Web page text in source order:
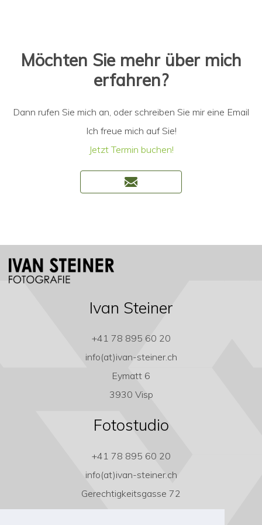
Möchten Sie mehr über mich
erfahren?
Dann rufen Sie mich an, oder schreiben Sie mir eine Email
Ich freue mich auf Sie!
Jetzt Termin buchen!
Ivan Steiner
+41 78 895 60 20
info(at)ivan-steiner.ch
Eymatt 6
3930 Visp
Fotostudio
+41 78 895 60 20
info(at)ivan-steiner.ch
Gerechtigkeitsgasse 72
3011 Bern